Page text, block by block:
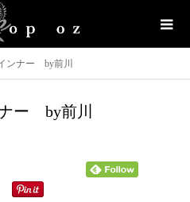
ンナー by前川
ー by前川